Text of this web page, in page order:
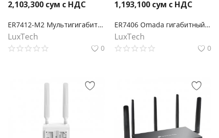
2,103,300 сум с НДС
ER7412-M2 Мультигигабитный VPN-шлюз Omada
LuxTech
0
1,193,100 сум с НДС
ER7406 Omada гигабитный Multi-WAN VPN‑маршрутизатор монтируемый в стойку
LuxTech
0